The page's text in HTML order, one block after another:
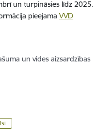
un turpināsies līdz 2025.
pieejama VVD
un vides aizsardzības